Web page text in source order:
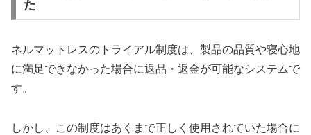
た
ネルマットレスのトライアル制度は、製品の品質や寝心地
に満足できなかった場合に返品・返金が可能なシステムで
す。
しかし、この制度はあくまで正しく使用されていた場合に